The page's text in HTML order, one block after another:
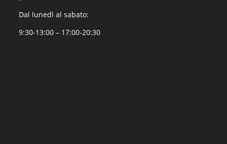
Dal lunedì al sabato:
9:30-13:00 – 17:00-20:30